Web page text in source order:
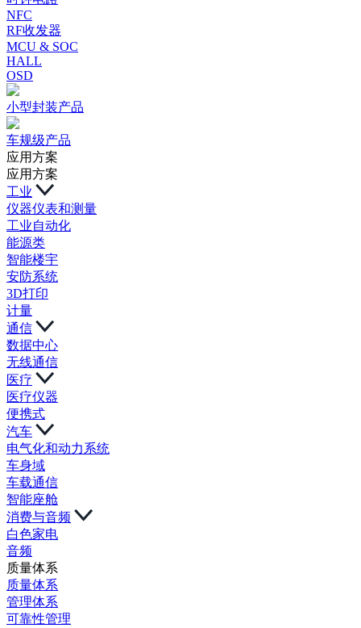
NFC
RF收发器
MCU & SOC
HALL
OSD
小型封装产品
车规级产品
应用方案
应用方案
工业
仪器仪表和测量
工业自动化
能源类
智能楼宇
安防系统
3D打印
计量
通信
数据中心
无线通信
医疗
医疗仪器
便携式
汽车
电气化和动力系统
车身域
车载通信
智能座舱
消费与音频
白色家电
音频
质量体系
质量体系
管理体系
可靠性管理